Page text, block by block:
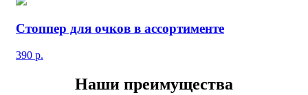
Стоппер для очков в ассортименте
390 р.
Наши преимущества